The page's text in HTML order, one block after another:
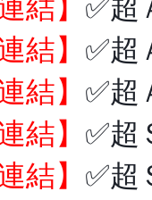
結】 ✅超
結】 ✅超
結】 ✅超
結】 ✅超